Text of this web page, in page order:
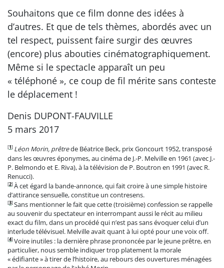
Souhaitons que ce film donne des idées à
d’autres. Et que de tels thèmes, abordés avec un
tel respect, puissent faire surgir des œuvres
(encore) plus abouties cinématographiquement.
Même si le spectacle apparaît un peu
« téléphoné », ce coup de fil mérite sans conteste
le déplacement !
Denis DUPONT-FAUVILLE
5 mars 2017
[1] Léon Morin, prêtrede Béatrice Beck, prix Goncourt 1952, transposé
dans les œuvres éponymes, au cinéma de J.-P. Melville en 1961 (avec J.-
P. Belmondo et E. Riva), à la télévision de P. Boutron en 1991 (avec R.
Renucci).
[2]À cet égard la bande-annonce, qui fait croire à une simple histoire
d’attirance sensuelle, constitue un contresens.
[3]Sans mentionner le fait que cette (troisième) confession se rappelle
au souvenir du spectateur en interrompant aussi le récit au milieu
exact du film, dans un procédé qui n’est pas sans évoquer celui d’un
interlude télévisuel. Melville avait quant à lui opté pour une voix off.
[4]Voire inutiles : la dernière phrase prononcée par le jeune prêtre, en
particulier, nous semble indiquer trop platement la morale
« édifiante » à tirer de l’histoire, au rebours des ouvertures ménagées